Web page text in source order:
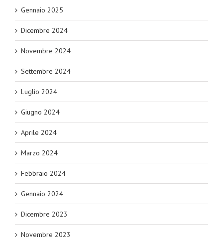
Gennaio 2025
Dicembre 2024
Novembre 2024
Settembre 2024
Luglio 2024
Giugno 2024
Aprile 2024
Marzo 2024
Febbraio 2024
Gennaio 2024
Dicembre 2023
Novembre 2023